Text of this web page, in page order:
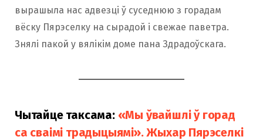
вырашыла нас адвезці ў суседнюю з горадам
вёску Пярэселку на сырадой і свежае паветра.
Знялі пакой у вялікім доме пана Здрадоўскага.
Чытайце таксама: «Мы ўвайшлі ў горад
са сваімі традыцыямі». Жыхар Пярэселкі